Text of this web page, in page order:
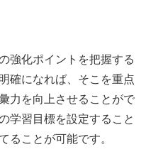
強化ポイントを把握する
確になれば、そこを重点
力を向上させることがで
学習目標を設定すること
ることが可能です。